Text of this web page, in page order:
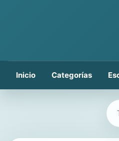
Inicio Categorías